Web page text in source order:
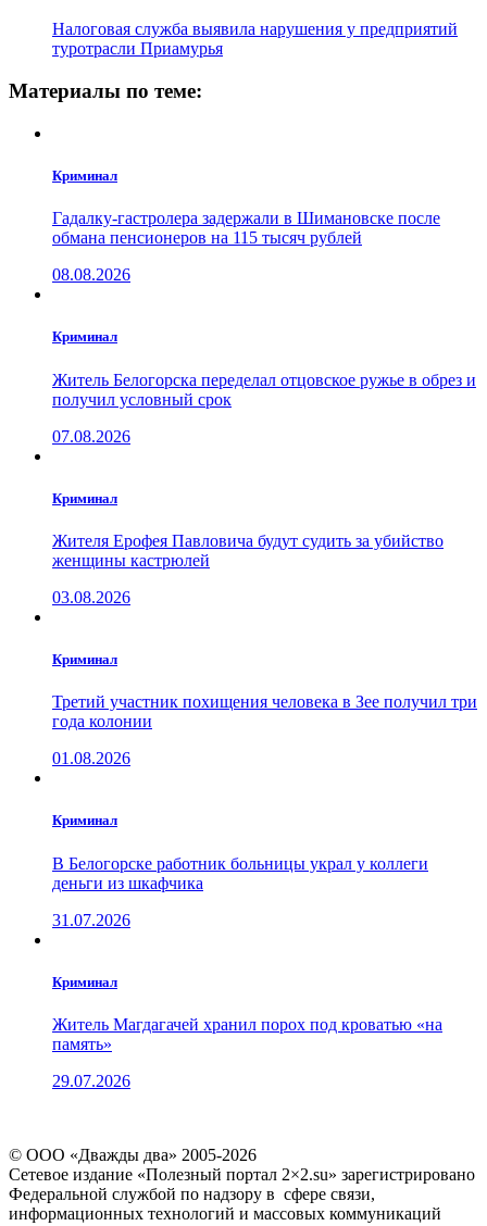
Налоговая служба выявила нарушения у предприятий
туротрасли Приамурья
Материалы по теме:
Криминал
Гадалку-гастролера задержали в Шимановске после
обмана пенсионеров на 115 тысяч рублей
08.08.2026
Криминал
Житель Белогорска переделал отцовское ружье в обрез и
получил условный срок
07.08.2026
Криминал
Жителя Ерофея Павловича будут судить за убийство
женщины кастрюлей
03.08.2026
Криминал
Третий участник похищения человека в Зее получил три
года колонии
01.08.2026
Криминал
В Белогорске работник больницы украл у коллеги
деньги из шкафчика
31.07.2026
Криминал
Житель Магдагачей хранил порох под кроватью «на
память»
29.07.2026
© ООО «Дважды два» 2005-2026
Сетевое издание «Полезный портал 2×2.su» зарегистрировано
Федеральной службой по надзору в сфере связи,
информационных технологий и массовых коммуникаций